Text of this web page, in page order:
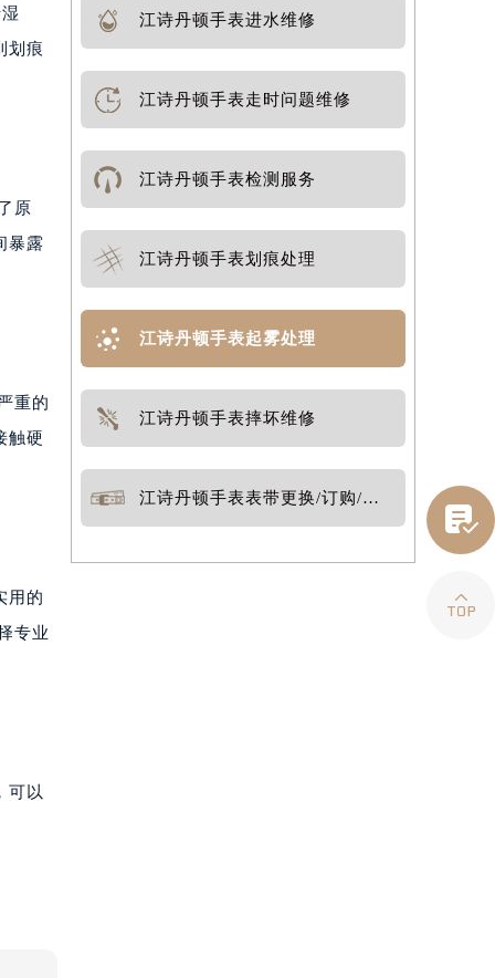
划痕
原
暴露
重的
触硬
用的
专业
可以
江诗丹顿手表进水维修
江诗丹顿手表走时问题维修
江诗丹顿手表检测服务
江诗丹顿手表划痕处理
江诗丹顿手表起雾处理
江诗丹顿手表摔坏维修
江诗丹顿手表表带更换/订购/定制

